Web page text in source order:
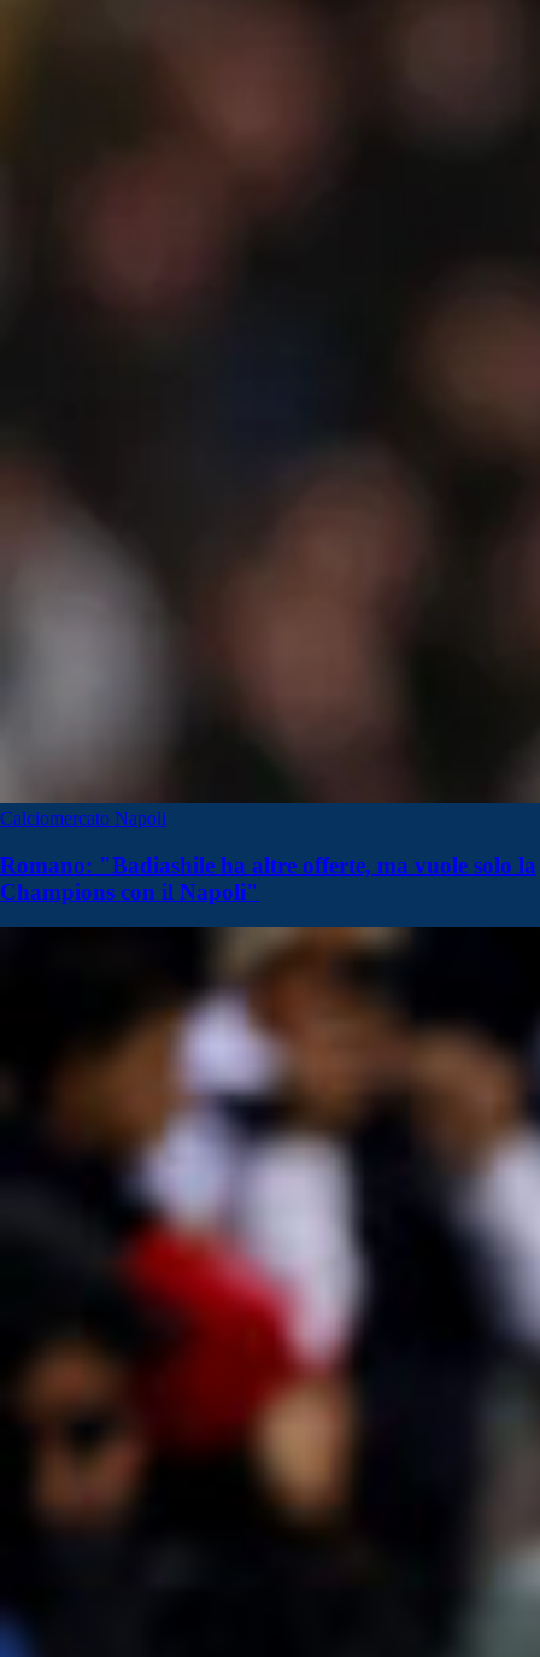
Calciomercato Napoli
Romano: "Badiashile ha altre offerte, ma vuole solo la
Champions con il Napoli"